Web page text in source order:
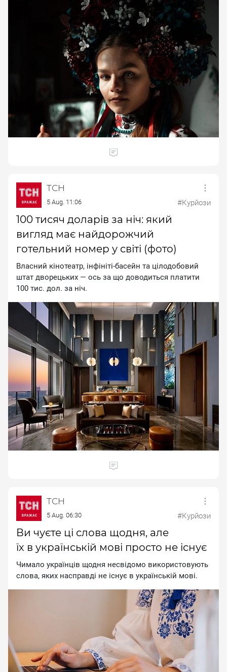
ТСН
5 Aug. 11:06 #Курйози
100 тисяч доларів за ніч: який
вигляд має найдорожчий
готельний номер у світі (фото)
Власний кінотеатр, інфініті-басейн та цілодобовий
штат дворецьких — ось за що доводиться платити
100 тис. дол. за ніч.
ТСН
5 Aug. 06:30 #Курйози
Ви чуєте ці слова щодня, але
їх в українській мові просто не існує
Чимало українців щодня несвідомо використовують
слова, яких насправді не існує в українській мові.